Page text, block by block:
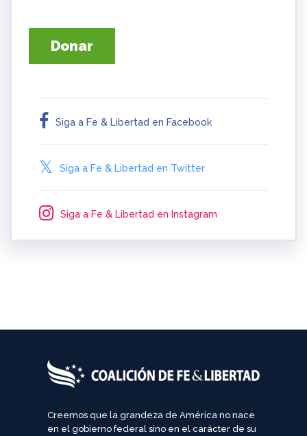
Donar
Siga a Fe & Libertad en Facebook
Siga a Fe & Libertad en Twitter
Siga a Fe & Libertad en Instagram
Creemos que la grandeza de América no nace
en el gobierno federal sino en el carácter de su